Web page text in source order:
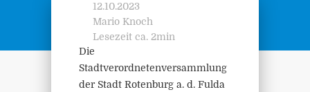
12.10.2023
Mario Knoch
Lesezeit ca. 2min
Die
Stadtverordnetenversammlung
der Stadt Rotenburg a. d. Fulda